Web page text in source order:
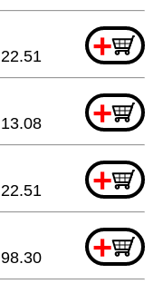
+
22.51
+
13.08
+
22.51
+
98.30